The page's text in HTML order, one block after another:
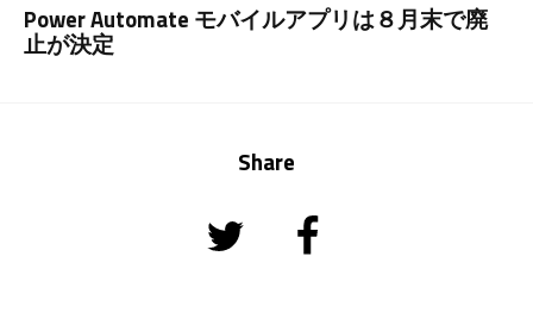
Power Automate モバイルアプリは８月末で廃
止が決定
Share